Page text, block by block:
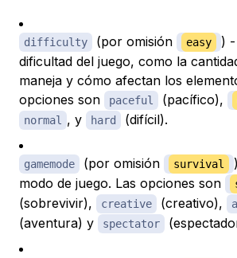
difficulty (por omisión easy
)
dificultad del juego, como la
maneja y cómo afectan los
opciones son
paceful (pacífico),
normal , y hard (difícil).
gamemode (por omisión survival
modo de juego. Las opciones son
(sobrevivir), creative (creativo),
(aventura) y spectator